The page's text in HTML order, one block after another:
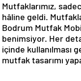
Mutfaklarımız,
hâline geldi.
Bodrum Mutfak
benimsiyor. Her
içinde kullanılması
mutfak tasarımı